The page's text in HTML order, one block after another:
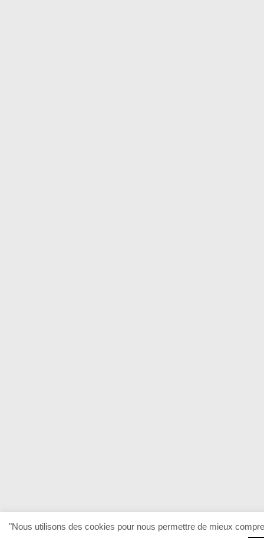
"Nous utilisons des cookies pour nous permettre de mieux